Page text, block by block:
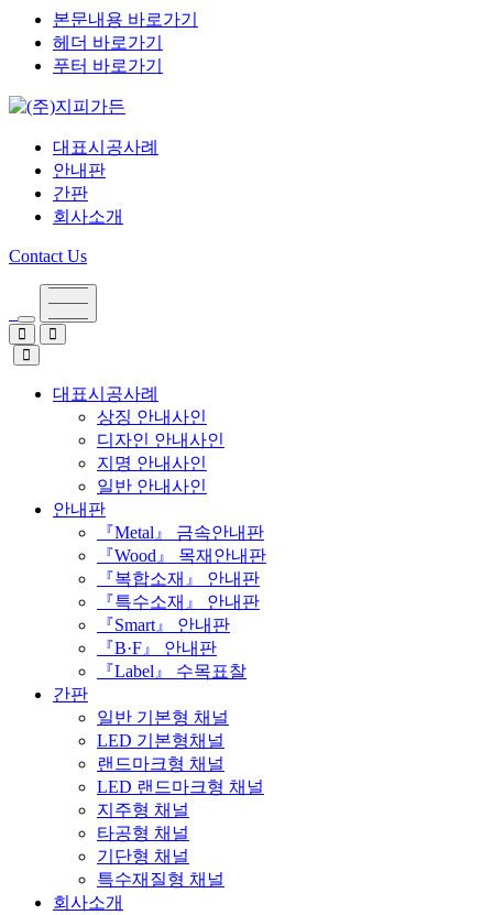
본문내용 바로가기
헤더 바로가기
푸터 바로가기
대표시공사례
안내판
간판
회사소개
Contact Us
대표시공사례
상징 안내사인
디자인 안내사인
지명 안내사인
일반 안내사인
안내판
『Metal』 금속안내판
『Wood』 목재안내판
『복합소재』 안내판
『특수소재』 안내판
『Smart』 안내판
『B·F』 안내판
『Label』 수목표찰
간판
일반 기본형 채널
LED 기본형채널
랜드마크형 채널
LED 랜드마크형 채널
지주형 채널
타공형 채널
기단형 채널
특수재질형 채널
회사소개